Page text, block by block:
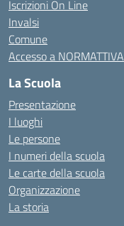
Iscrizioni On Line
Invalsi
Comune
Accesso a NORMATTIVA
La Scuola
Presentazione
I luoghi
Le persone
I numeri della scuola
Le carte della scuola
Organizzazione
La storia